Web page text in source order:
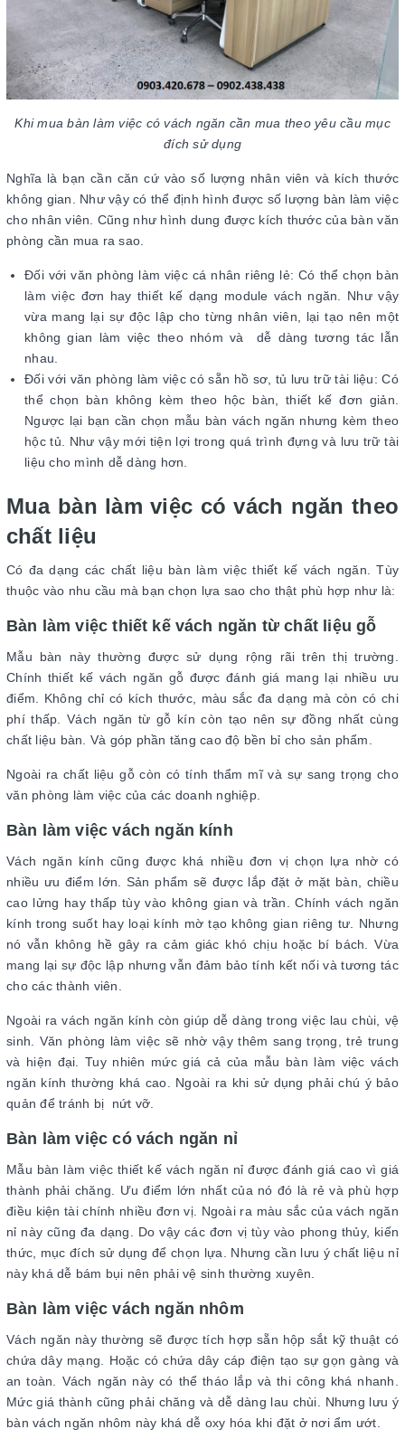
Khi mua bàn làm việc có vách ngăn cần mua theo yêu cầu mục
đích sử dụng
Nghĩa là bạn cần căn cứ vào số lượng nhân viên và kích thước
không gian. Như vậy có thể định hình được số lượng bàn làm việc
cho nhân viên. Cũng như hình dung được kích thước của bàn văn
phòng cần mua ra sao.
Đối với văn phòng làm việc cá nhân riêng lẻ: Có thể chọn bàn
làm việc đơn hay thiết kế dạng module vách ngăn. Như vậy
vừa mang lại sự độc lập cho từng nhân viên, lại tạo nên một
không gian làm việc theo nhóm và dễ dàng tương tác lẫn
nhau.
Đối với văn phòng làm việc có sẵn hồ sơ, tủ lưu trữ tài liệu: Có
thể chọn bàn không kèm theo hộc bàn, thiết kế đơn giản.
Ngược lại bạn cần chọn mẫu bàn vách ngăn nhưng kèm theo
hộc tủ. Như vậy mới tiện lợi trong quá trình đựng và lưu trữ tài
liệu cho mình dễ dàng hơn.
Mua bàn làm việc có vách ngăn theo
chất liệu
Có đa dạng các chất liệu bàn làm việc thiết kế vách ngăn. Tùy
thuộc vào nhu cầu mà bạn chọn lựa sao cho thật phù hợp như là:
Bàn làm việc thiết kế vách ngăn từ chất liệu gỗ
Mẫu bàn này thường được sử dụng rộng rãi trên thị trường.
Chính thiết kế vách ngăn gỗ được đánh giá mang lại nhiều ưu
điểm. Không chỉ có kích thước, màu sắc đa dạng mà còn có chi
phí thấp. Vách ngăn từ gỗ kín còn tạo nên sự đồng nhất cùng
chất liệu bàn. Và góp phần tăng cao độ bền bỉ cho sản phẩm.
Ngoài ra chất liệu gỗ còn có tính thẩm mĩ và sự sang trọng cho
văn phòng làm việc của các doanh nghiệp.
Bàn làm việc vách ngăn kính
Vách ngăn kính cũng được khá nhiều đơn vị chọn lựa nhờ có
nhiều ưu điểm lớn. Sản phẩm sẽ được lắp đặt ở mặt bàn, chiều
cao lửng hay thấp tùy vào không gian và trần. Chính vách ngăn
kính trong suốt hay loại kính mờ tạo không gian riêng tư. Nhưng
nó vẫn không hề gây ra cảm giác khó chịu hoặc bí bách. Vừa
mang lại sự độc lập nhưng vẫn đảm bảo tính kết nối và tương tác
cho các thành viên.
Ngoài ra vách ngăn kính còn giúp dễ dàng trong việc lau chùi, vệ
sinh. Văn phòng làm việc sẽ nhờ vậy thêm sang trọng, trẻ trung
và hiện đại. Tuy nhiên mức giá cả của mẫu bàn làm việc vách
ngăn kính thường khá cao. Ngoài ra khi sử dụng phải chú ý bảo
quản để tránh bị nứt vỡ.
Bàn làm việc có vách ngăn nỉ
Mẫu bàn làm việc thiết kế vách ngăn nỉ được đánh giá cao vì giá
thành phải chăng. Ưu điểm lớn nhất của nó đó là rẻ và phù hợp
điều kiện tài chính nhiều đơn vị. Ngoài ra màu sắc của vách ngăn
nỉ này cũng đa dạng. Do vậy các đơn vị tùy vào phong thủy, kiến
thức, mục đích sử dụng để chọn lựa. Nhưng cần lưu ý chất liệu nỉ
này khá dễ bám bụi nên phải vệ sinh thường xuyên.
Bàn làm việc vách ngăn nhôm
Vách ngăn này thường sẽ được tích hợp sẵn hộp sắt kỹ thuật có
chứa dây mạng. Hoặc có chứa dây cáp điện tạo sự gọn gàng và
an toàn. Vách ngăn này có thể tháo lắp và thi công khá nhanh.
Mức giá thành cũng phải chăng và dễ dàng lau chùi. Nhưng lưu ý
bàn vách ngăn nhôm này khá dễ oxy hóa khi đặt ở nơi ẩm ướt.